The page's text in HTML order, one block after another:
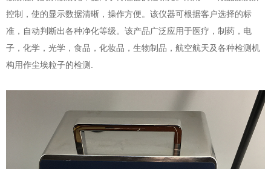
控制，使的显示数据清晰，操作方便。该仪器可根据客户选择的标
准，自动判断出各种净化等级。该产品广泛应用于医疗，制药，电
子，化学，光学，食品，化妆品，生物制品，航空航天及各种检测机
构用作尘埃粒子的检测.